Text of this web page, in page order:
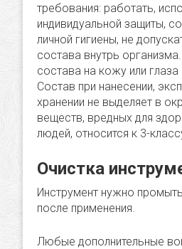
требования: работать,
индивидуальной защиты,
личной гигиены, не
состава внутрь
состава на кожу или
Состав при нанесении,
хранении не выделяет в
веществ, вредных для
людей, относится к 3-
Очистка
Инструмент нужно
после применения.
Любые дополнительные